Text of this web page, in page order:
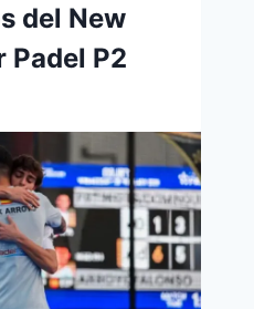
del New
Padel P2